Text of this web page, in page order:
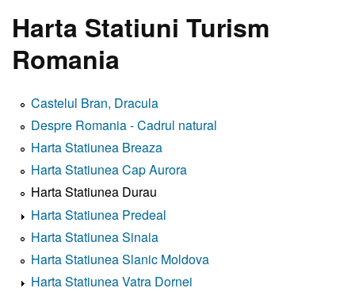
Harta Statiuni Turism
Romania
Castelul Bran, Dracula
Despre Romania - Cadrul natural
Harta Statiunea Breaza
Harta Statiunea Cap Aurora
Harta Statiunea Durau
Harta Statiunea Predeal
Harta Statiunea Sinaia
Harta Statiunea Slanic Moldova
Harta Statiunea Vatra Dornei